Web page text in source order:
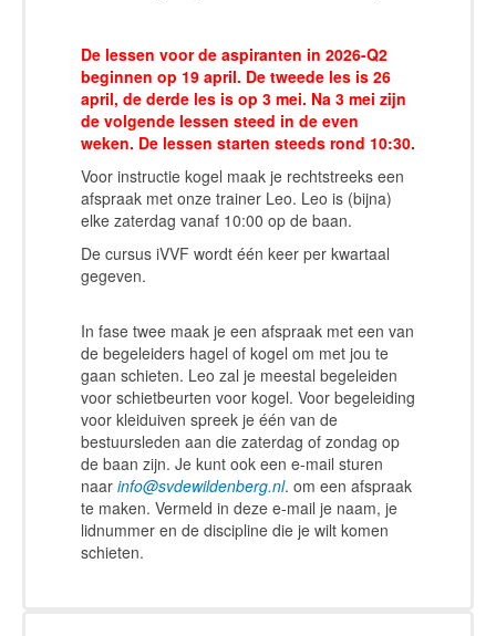
De lessen voor de aspiranten in 2026-Q2
beginnen op 19 april. De tweede les is 26
april, de derde les is op 3 mei. Na 3 mei zijn
de volgende lessen steed in de even
weken. De lessen starten steeds rond 10:30.
Voor instructie kogel maak je rechtstreeks een
afspraak met onze trainer Leo. Leo is (bijna)
elke zaterdag vanaf 10:00 op de baan.
De cursus iVVF wordt één keer per kwartaal
gegeven.
In fase twee maak je een afspraak met een van
de begeleiders hagel of kogel om met jou te
gaan schieten. Leo zal je meestal begeleiden
voor schietbeurten voor kogel. Voor begeleiding
voor kleiduiven spreek je één van de
bestuursleden aan die zaterdag of zondag op
de baan zijn. Je kunt ook een e-mail sturen
naar info@svdewildenberg.nl. om een afspraak
te maken. Vermeld in deze e-mail je naam, je
lidnummer en de discipline die je wilt komen
schieten.